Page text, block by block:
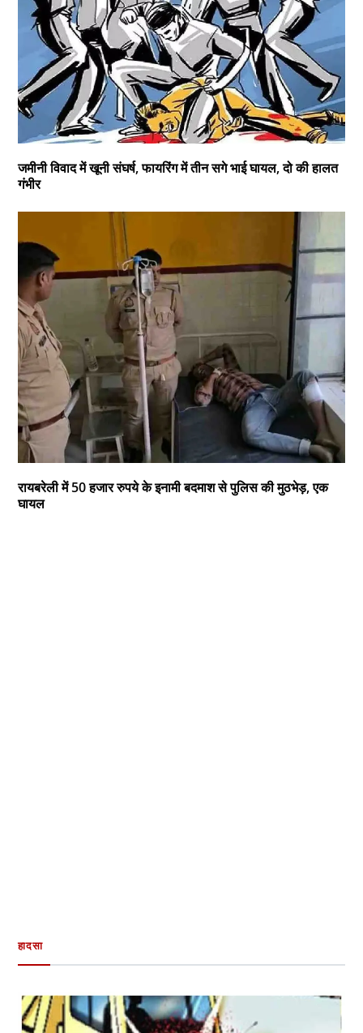
जमीनी विवाद में खूनी संघर्ष, फायरिंग में तीन सगे भाई घायल, दो की हालत
गंभीर
रायबरेली में 50 हजार रुपये के इनामी बदमाश से पुलिस की मुठभेड़, एक
घायल
हादसा